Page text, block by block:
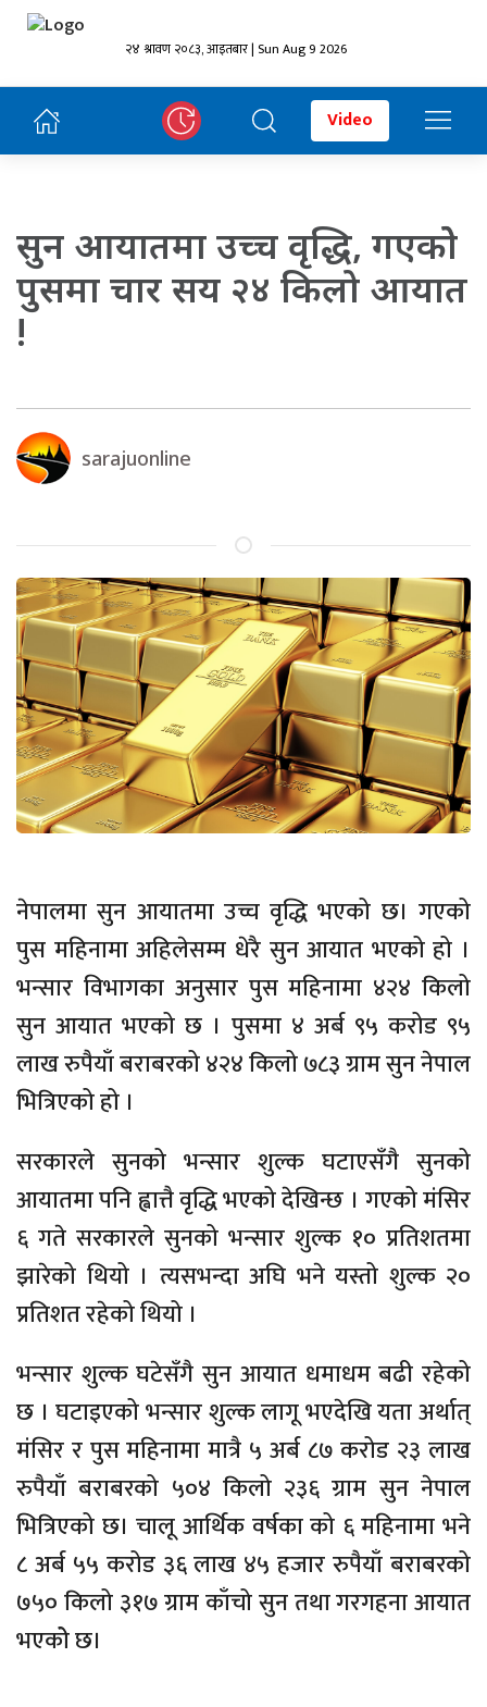
२४ श्रावण २०८३, आइतबार | Sun Aug 9 2026
Video
सुन आयातमा उच्च वृद्धि, गएकोे
पुसमा चार सय २४ किलो आयात
!
sarajuonline
नेपालमा सुन आयातमा उच्च वृद्धि भएको छ। गएको
पुस महिनामा अहिलेसम्म धेरै सुन आयात भएको हो ।
भन्सार विभागका अनुसार पुस महिनामा ४२४ किलो
सुन आयात भएको छ । पुसमा ४ अर्ब ९५ करोड ९५
लाख रुपैयाँ बराबरको ४२४ किलो ७८३ ग्राम सुन नेपाल
भित्रिएको हो ।
सरकारले सुनको भन्सार शुल्क घटाएसँगै सुनको
आयातमा पनि ह्वात्तै वृद्धि भएको देखिन्छ । गएको मंसिर
६ गते सरकारले सुनको भन्सार शुल्क १० प्रतिशतमा
झारेको थियो । त्यसभन्दा अघि भने यस्तो शुल्क २०
प्रतिशत रहेको थियो ।
भन्सार शुल्क घटेसँगै सुन आयात धमाधम बढी रहेको
छ । घटाइएको भन्सार शुल्क लागू भएदेखि यता अर्थात्
मंसिर र पुस महिनामा मात्रै ५ अर्ब ८७ करोड २३ लाख
रुपैयाँ बराबरको ५०४ किलो २३६ ग्राम सुन नेपाल
भित्रिएको छ। चालू आर्थिक वर्षका को ६ महिनामा भने
८ अर्ब ५५ करोड ३६ लाख ४५ हजार रुपैयाँ बराबरको
७५० किलो ३१७ ग्राम काँचो सुन तथा गरगहना आयात
भएकोे छ।